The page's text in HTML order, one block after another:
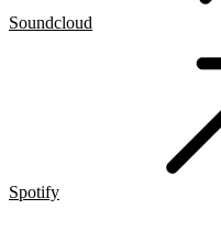
Soundcloud
Spotify